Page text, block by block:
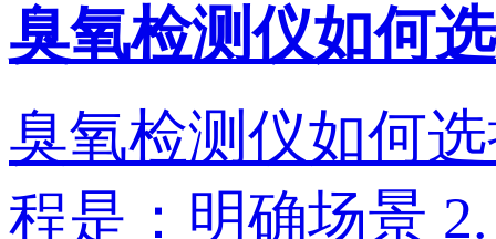
臭氧检测仪如何
臭氧检测仪如何
程是：明确场景‌